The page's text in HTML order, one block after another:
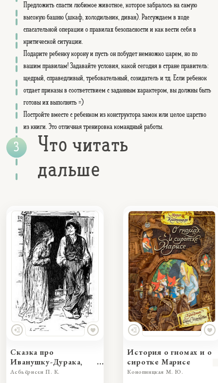
Предложить спасти любимое животное, которое забралось на самую
высокую башню (шкаф, холодильник, диван). Рассуждаем в ходе
спасательной операции о правилах безопасности и как вести себя в
критической ситуации.
Подарите ребенку корону и пусть он побудет немножко царем, но по
вашим правилам! Задавайте условия, какой сегодня в стране правитель:
щедрый, справедливый, требовательный, созидатель и тд. Если ребенок
отдает приказы в соответствием с заданным характером, вы должны быть
готовы их выполнять =)
Постройте вместе с ребенком из конструктора замок или целое царство
из книги. Это отличная тренировка командный работы.
Что читать
дальше
Сказка про
Иванушку-Дурака,
превзошедшего во
Асбьёрнсен П. К.
История о гномах и о
сиротке Марисе
Конопницкая М. Ю.